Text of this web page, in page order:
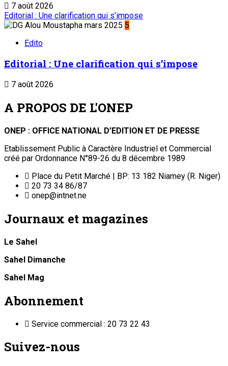
7 août 2026
Editorial : Une clarification qui s’impose
5
Edito
Editorial : Une clarification qui s’impose
7 août 2026
A PROPOS DE L'ONEP
ONEP : OFFICE NATIONAL D’EDITION ET DE PRESSE
Etablissement Public à Caractère Industriel et Commercial
créé par Ordonnance N°89-26 du 8 décembre 1989
Place du Petit Marché | BP: 13 182 Niamey (R. Niger)
20 73 34 86/87
onep@intnet.ne
Journaux et magazines
Le Sahel
Sahel Dimanche
Sahel Mag
Abonnement
Service commercial : 20 73 22 43
Suivez-nous